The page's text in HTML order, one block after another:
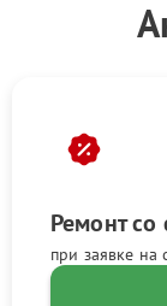
Ремонт со
при заявке на